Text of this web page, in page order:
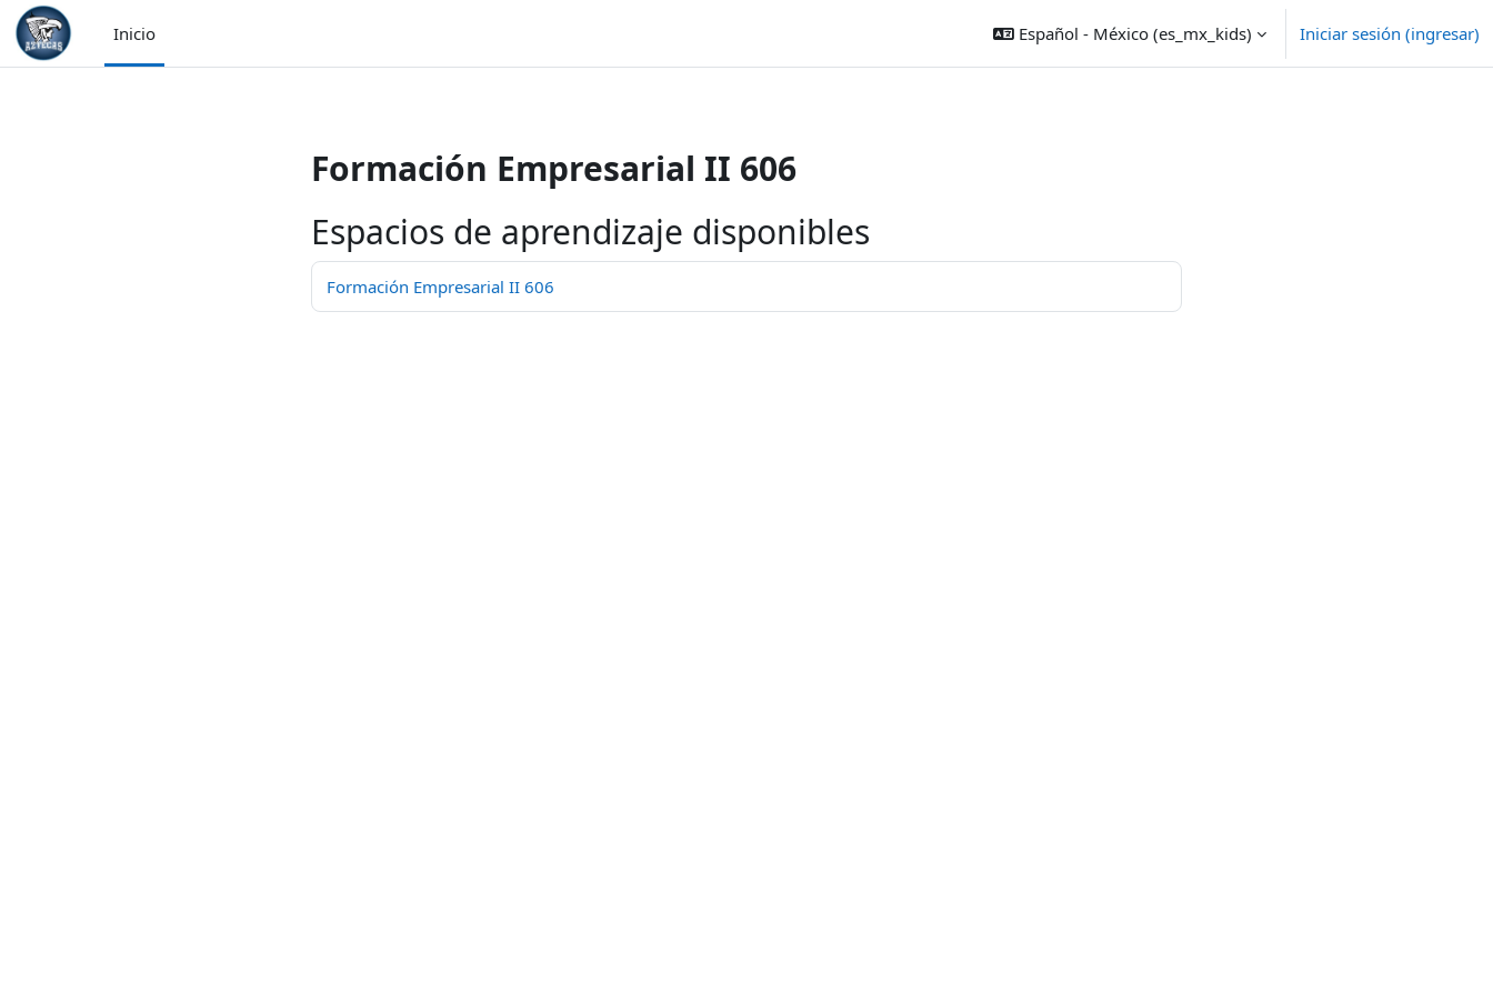
Saltar al contenido principal
Inicio Español - México ‎(es_mx_kids)‎ Iniciar sesión (ingresar)
Formación Empresarial II 606
Espacios de aprendizaje disponibles
Formación Empresarial II 606